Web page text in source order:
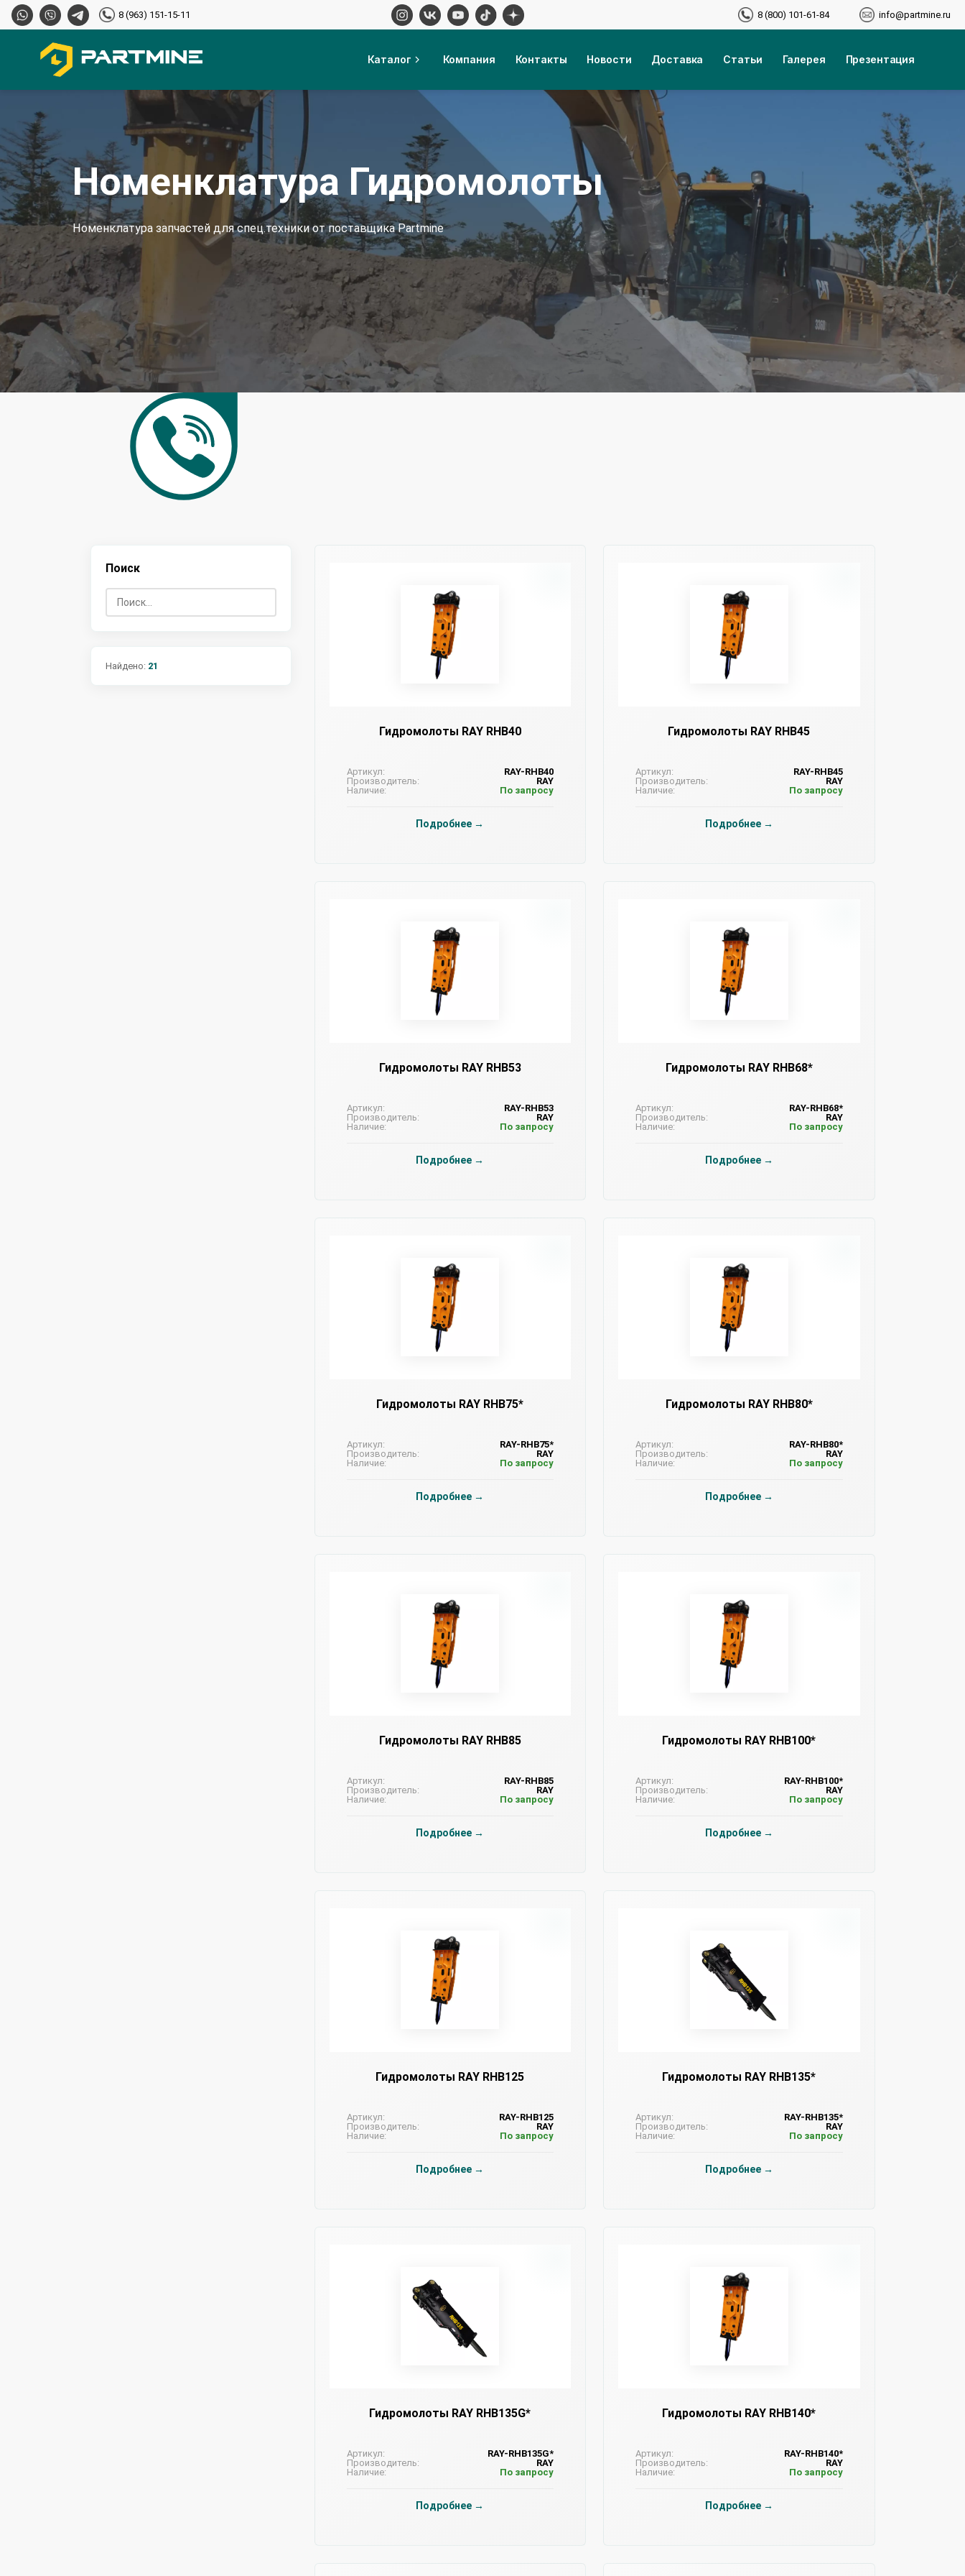
8 (963) 151-15-11 8 (800) 101-61-84 info@partmine.ru
Каталог Компания Контакты Новости Доставка Статьи Галерея Презентация
Номенклатура Гидромолоты
Номенклатура запчастей для спец.техники от поставщика Partmine
Поиск
Найдено: 21
Гидромолоты RAY RHB40
Артикул:
RAY-RHB40
Производитель:
RAY
Наличие:
По запросу
Подробнее →
Гидромолоты RAY RHB45
Артикул:
RAY-RHB45
Производитель:
RAY
Наличие:
По запросу
Подробнее →
Гидромолоты RAY RHB53
Артикул:
RAY-RHB53
Производитель:
RAY
Наличие:
По запросу
Подробнее →
Гидромолоты RAY RHB68*
Артикул:
RAY-RHB68*
Производитель:
RAY
Наличие:
По запросу
Подробнее →
Гидромолоты RAY RHB75*
Артикул:
RAY-RHB75*
Производитель:
RAY
Наличие:
По запросу
Подробнее →
Гидромолоты RAY RHB80*
Артикул:
RAY-RHB80*
Производитель:
RAY
Наличие:
По запросу
Подробнее →
Гидромолоты RAY RHB85
Артикул:
RAY-RHB85
Производитель:
RAY
Наличие:
По запросу
Подробнее →
Гидромолоты RAY RHB100*
Артикул:
RAY-RHB100*
Производитель:
RAY
Наличие:
По запросу
Подробнее →
Гидромолоты RAY RHB125
Артикул:
RAY-RHB125
Производитель:
RAY
Наличие:
По запросу
Подробнее →
Гидромолоты RAY RHB135*
Артикул:
RAY-RHB135*
Производитель:
RAY
Наличие:
По запросу
Подробнее →
Гидромолоты RAY RHB135G*
Артикул:
RAY-RHB135G*
Производитель:
RAY
Наличие:
По запросу
Подробнее →
Гидромолоты RAY RHB140*
Артикул:
RAY-RHB140*
Производитель:
RAY
Наличие:
По запросу
Подробнее →